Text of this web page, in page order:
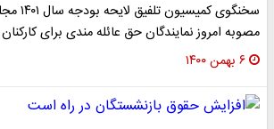
سخنگوی
مصوبه امروز نمایندگان حق عائله مندی برای
۶ بهمن ۱۴۰۰